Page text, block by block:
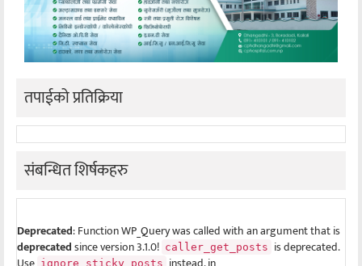
तपाईको प्रतिक्रिया
संबन्धित शिर्षकहरु
Deprecated: Function WP_Query was called with an argument that is
deprecatedsince version 3.1.0! caller_get_posts is deprecated.
ignore_sticky_posts